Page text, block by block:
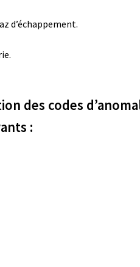
d’échappement.
des codes
: